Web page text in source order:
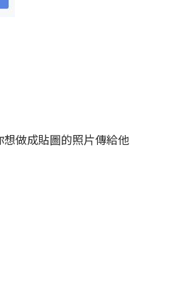
做成貼圖的照片傳給他